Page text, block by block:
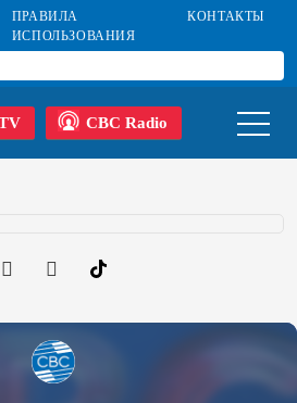
ПРАВИЛА
ИСПОЛЬЗОВАНИЯ
КОНТАКТЫ
CBC Radio